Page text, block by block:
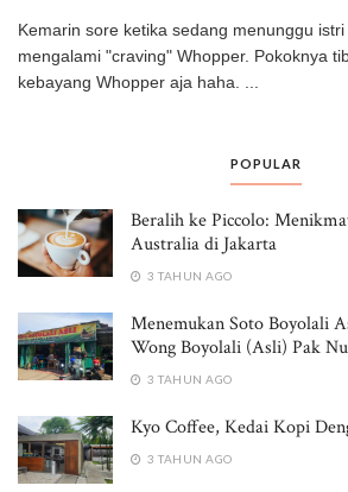
Kemarin sore ketika sedang menunggu
mengalami "craving" Whopper. Pokoknya
kebayang Whopper aja haha. ...
POPULAR
Beralih ke Piccolo:
Australia di Jakarta
3 TAHUN AGO
Menemukan Soto Boyolali
Wong Boyolali (Asli) Pak
3 TAHUN AGO
Kyo Coffee, Kedai Kopi
3 TAHUN AGO